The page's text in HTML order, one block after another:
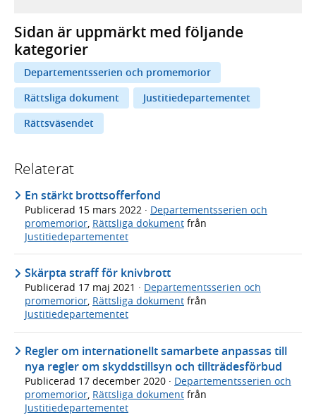
Sidan är uppmärkt med följande
kategorier
Departementsserien och promemorior
Rättsliga dokument
Justitiedepartementet
Rättsväsendet
Relaterat
En stärkt brottsofferfond
Publicerad 15 mars 2022 · Departementsserien och
promemorior Rättsliga dokument från
Justitiedepartementet
Skärpta straff för knivbrott
Publicerad 17 maj 2021 · Departementsserien och
promemorior, Rättsliga dokument från
Justitiedepartementet
Regler om internationellt samarbete anpassas till
nya regler om skyddstillsyn och tillträdesförbud
Publicerad 17 december 2020 · Departementsserien och
promemorior, Rättsliga dokument från
Justitiedepartementet